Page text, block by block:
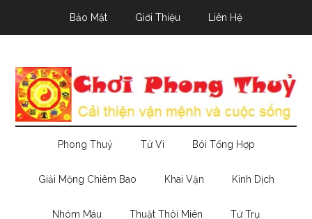
Bảo Mật Giới Thiệu Liên Hệ
Phong Thuỷ Tử Vi Bói Tổng Hợp
Giải Mộng Chiêm Bao Khai Vận Kinh Dịch
Nhóm Máu Thuật Thôi Miên Tứ Trụ